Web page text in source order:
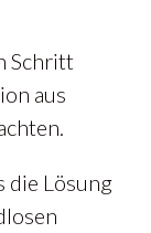
Schritt
aus
die Lösung